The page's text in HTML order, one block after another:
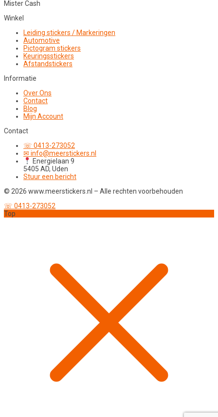
Mister Cash
Winkel
Leiding stickers / Markeringen
Automotive
Pictogram stickers
Keuringsstickers
Afstandstickers
Informatie
Over Ons
Contact
Blog
Mijn Account
Contact
☏ 0413-273052
✉ info@meerstickers.nl
Energielaan 9
5405 AD, Uden
Stuur een bericht
© 2026 www.meerstickers.nl – Alle rechten voorbehouden
☏ 0413-273052
Top